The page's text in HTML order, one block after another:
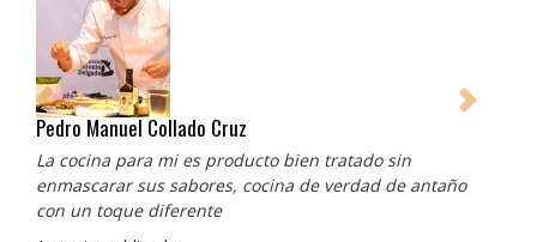
Pedro Manuel Collado Cruz
La cocina para mi es producto bien tratado sin
enmascarar sus sabores, cocina de verdad de antaño
con un toque diferente